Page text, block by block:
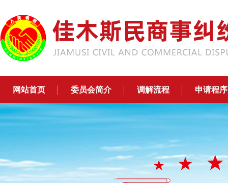
网站首页 委员会简介 调解流程 申请程序